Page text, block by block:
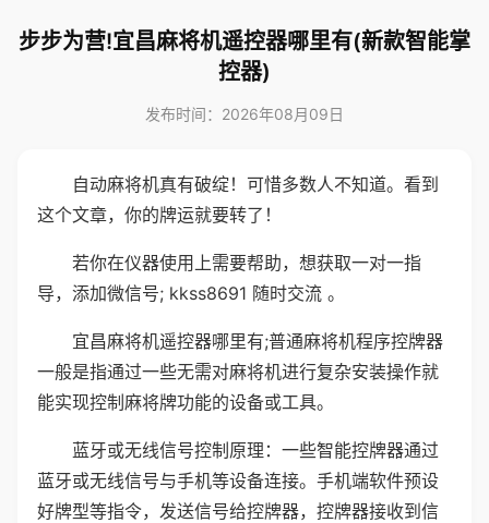
步步为营!宜昌麻将机遥控器哪里有(新款智能掌
控器)
发布时间：2026年08月09日
自动麻将机真有破绽！可惜多数人不知道。看到
这个文章，你的牌运就要转了！
若你在仪器使用上需要帮助，想获取一对一指
导，添加微信号; kkss8691 随时交流 。
宜昌麻将机遥控器哪里有;普通麻将机程序控牌器
一般是指通过一些无需对麻将机进行复杂安装操作就
能实现控制麻将牌功能的设备或工具。
蓝牙或无线信号控制原理：一些智能控牌器通过
蓝牙或无线信号与手机等设备连接。手机端软件预设
好牌型等指令，发送信号给控牌器，控牌器接收到信